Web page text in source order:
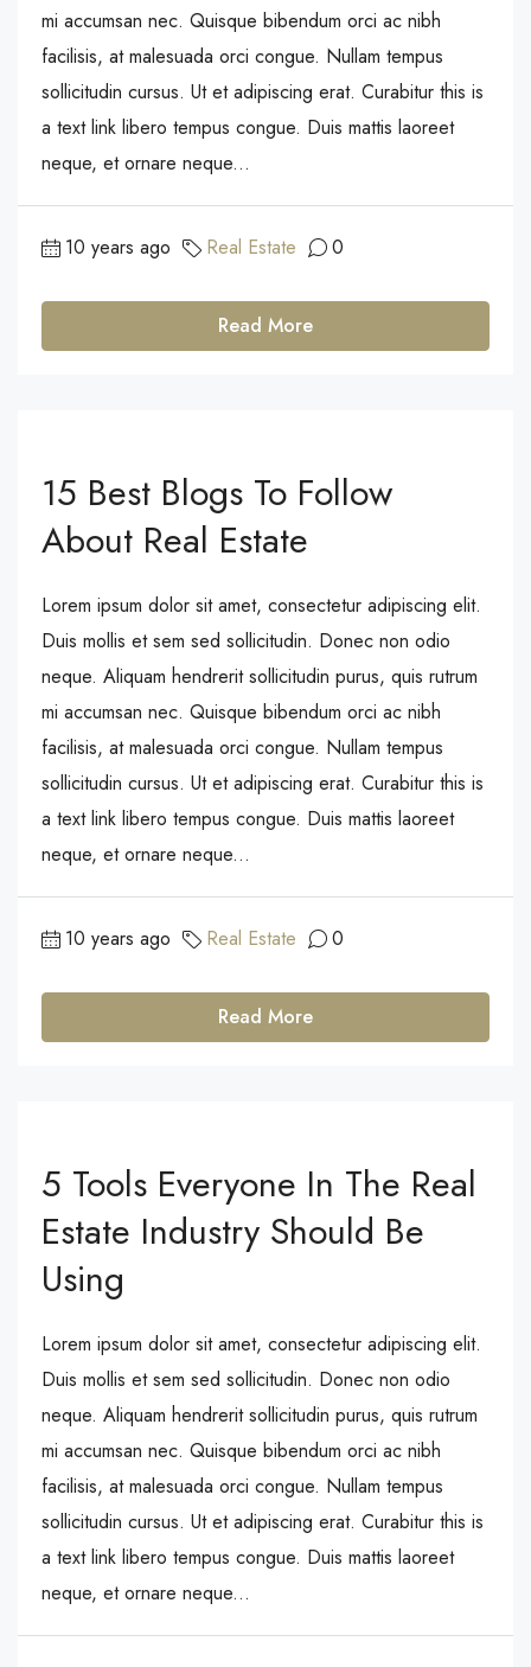
mi accumsan nec. Quisque bibendum orci ac nibh
facilisis, at malesuada orci congue. Nullam tempus
sollicitudin cursus. Ut et adipiscing erat. Curabitur this is
a text link libero tempus congue. Duis mattis laoreet
neque, et ornare neque...
10 years ago Real Estate 0
Read More
15 Best Blogs To Follow
About Real Estate
Lorem ipsum dolor sit amet, consectetur adipiscing elit.
Duis mollis et sem sed sollicitudin. Donec non odio
neque. Aliquam hendrerit sollicitudin purus, quis rutrum
mi accumsan nec. Quisque bibendum orci ac nibh
facilisis, at malesuada orci congue. Nullam tempus
sollicitudin cursus. Ut et adipiscing erat. Curabitur this is
a text link libero tempus congue. Duis mattis laoreet
neque, et ornare neque...
10 years ago Real Estate 0
Read More
5 Tools Everyone In The Real
Estate Industry Should Be
Using
Lorem ipsum dolor sit amet, consectetur adipiscing elit.
Duis mollis et sem sed sollicitudin. Donec non odio
neque. Aliquam hendrerit sollicitudin purus, quis rutrum
mi accumsan nec. Quisque bibendum orci ac nibh
facilisis, at malesuada orci congue. Nullam tempus
sollicitudin cursus. Ut et adipiscing erat. Curabitur this is
a text link libero tempus congue. Duis mattis laoreet
neque, et ornare neque...